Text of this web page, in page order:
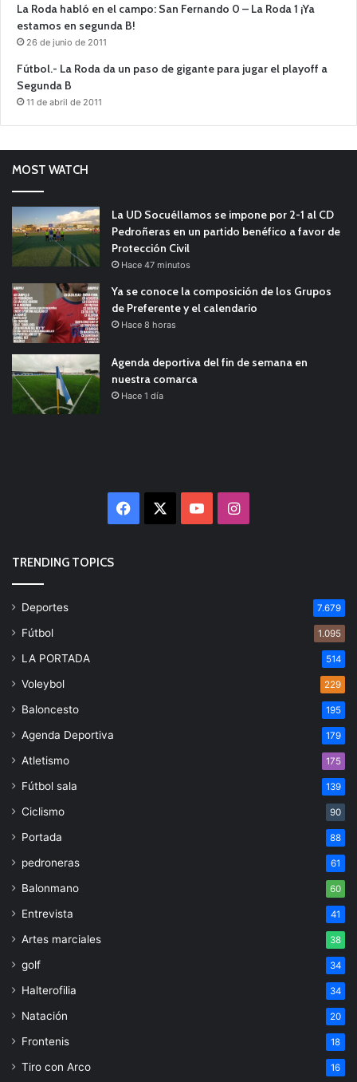
La Roda habló en el campo: San Fernando 0 – La Roda 1 ¡Ya
estamos en segunda B!
26 de junio de 2011
Fútbol.- La Roda da un paso de gigante para jugar el playoff a
Segunda B
11 de abril de 2011
MOST WATCH
La UD Socuéllamos se impone por 2-1 al CD
Pedroñeras en un partido benéfico a favor de
Protección Civil
Hace 47 minutos
Ya se conoce la composición de los Grupos
de Preferente y el calendario
Hace 8 horas
Agenda deportiva del fin de semana en
nuestra comarca
Hace 1 día
Facebook YouTubeInstagram
TRENDING TOPICS
Deportes 7.679
Fútbol 1.095
LA PORTADA 514
Voleybol 229
Baloncesto 195
Agenda Deportiva 179
Atletismo 175
Fútbol sala 139
Ciclismo 90
Portada 88
pedroneras 61
Balonmano 60
Entrevista 41
Artes marciales 38
golf 34
Halterofilia 34
Natación 20
Frontenis 18
Tiro con Arco 16